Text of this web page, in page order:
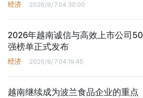
经济 2026/8/7 04:30:00
2026年越南诚信与高效上市公司50
强榜单正式发布
经济 2026/8/7 04:19:45
越南继续成为波兰食品企业的重点